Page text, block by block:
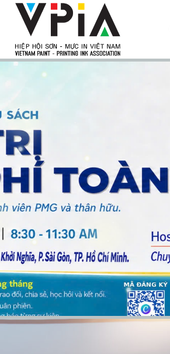
Skip
content